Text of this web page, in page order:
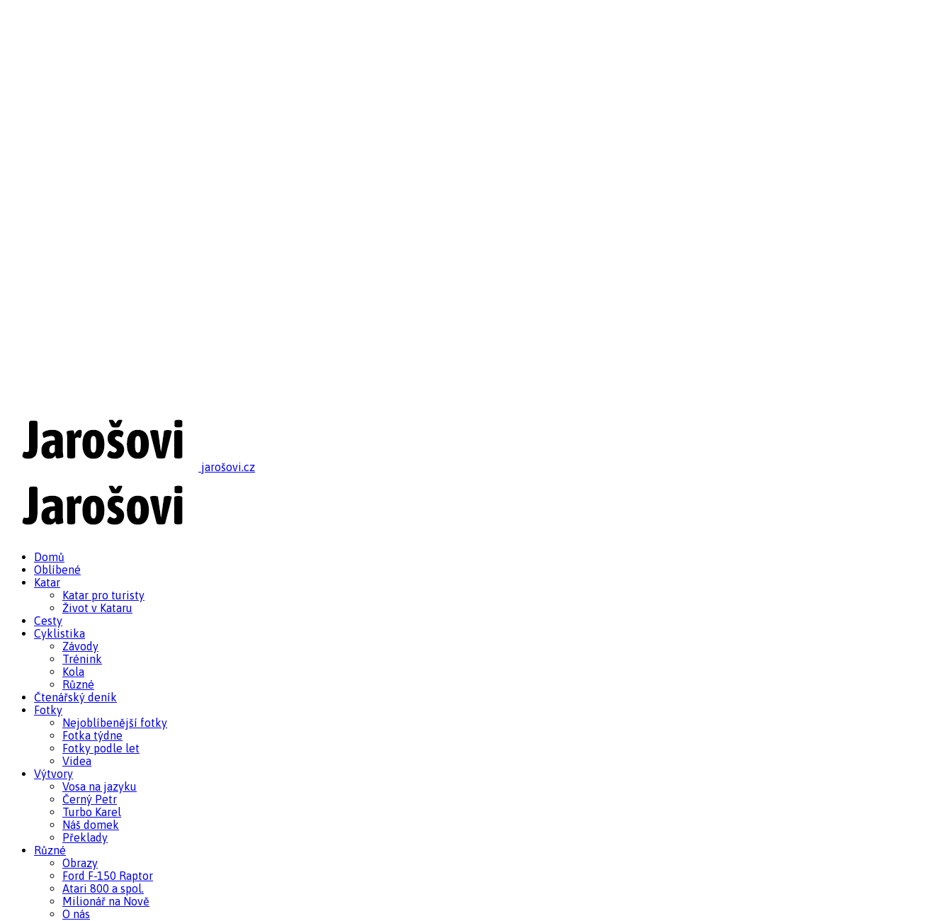
jarošovi.cz
Domů
Oblíbené
Katar
Katar pro turisty
Život v Kataru
Cesty
Cyklistika
Závody
Trénink
Kola
Různé
Čtenářský deník
Fotky
Nejoblíbenější fotky
Fotka týdne
Fotky podle let
Videa
Výtvory
Vosa na jazyku
Černý Petr
Turbo Karel
Náš domek
Překlady
Různé
Obrazy
Ford F-150 Raptor
Atari 800 a spol.
Milionář na Nově
O nás